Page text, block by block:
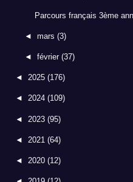
Parcours français 3ème
◄mars(3)
◄février(37)
◄ 2025 (176)
◄ 2024 (109)
◄ 2023 (95)
◄ 2021 (64)
◄ 2020 (12)